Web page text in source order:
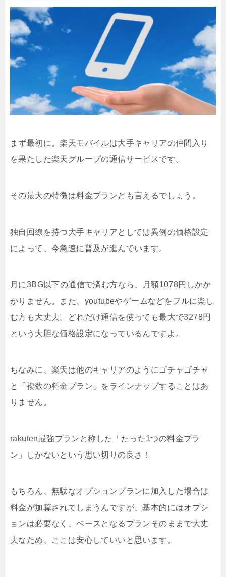
まず最初に。楽天モバイルは大手キャリアの仲間入り
を果たした楽天グループの通信サービスです。
その最大の特徴は料金プランとも言えるでしょう。
独自回線を持つ大手キャリアとしては異例の価格設定
によって、今急速に普及が進んでいます。
月に3BG以下の通信で済む方なら、月額1078円しかか
かりません。また、youtubeやゲームなどをフルに楽し
む方も大丈夫。どれだけ通信を使っても最大で3278円
という大胆な価格設定になっているんですよ。
ちなみに、楽天は他のキャリアのようにゴチャゴチャ
と「複数の料金プラン」をラインナップすることはあ
りません。
rakuten最強プランと称した「たった1つの料金プラ
ン」しかないという思い切りの良さ！
もちろん、無駄なオプションプランに加入した場合は
料金が加算されてしまうんですが、基本的にはオプシ
ョンは必要なく、ベースとなるプランそのままで大丈
夫なため、ここは安心していいと思います。